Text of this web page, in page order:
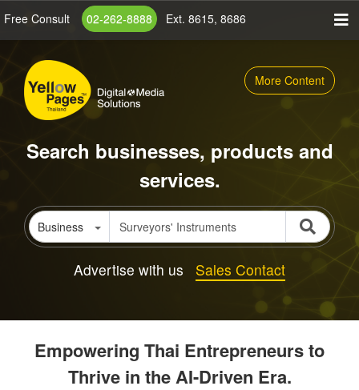
content
Free Consult 02-262-8888 Ext. 8615, 8686
More Content
Search businesses, products and
services.
Business
Advertise with us Sales Contact
Empowering Thai Entrepreneurs to
Thrive in the AI-Driven Era.